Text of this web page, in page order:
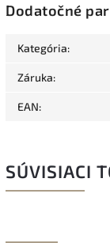
Dodatočné
Kategória:
Záruka:
EAN:
SÚVISIACI